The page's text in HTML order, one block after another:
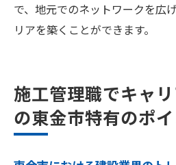
で、地元でのネットワークを広
リアを築くことができます。
施工管理職でキャ
の東金市特有のポ